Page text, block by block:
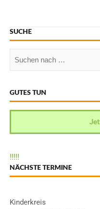
SUCHE
GUTES TUN
!!!!!
NÄCHSTE TERMINE
Kinderkreis